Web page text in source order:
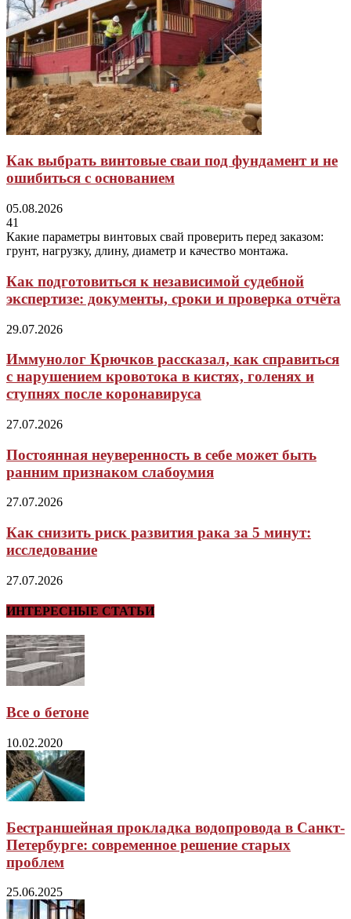
Как выбрать винтовые сваи под фундамент и не
ошибиться с основанием
05.08.2026
41
Какие параметры винтовых свай проверить перед заказом:
грунт, нагрузку, длину, диаметр и качество монтажа.
Как подготовиться к независимой судебной
экспертизе: документы, сроки и проверка отчёта
29.07.2026
Иммунолог Крючков рассказал, как справиться
с нарушением кровотока в кистях, голенях и
ступнях после коронавируса
27.07.2026
Постоянная неуверенность в себе может быть
ранним признаком слабоумия
27.07.2026
Как снизить риск развития рака за 5 минут:
исследование
27.07.2026
ИНТЕРЕСНЫЕ СТАТЬИ
Все о бетоне
10.02.2020
Бестраншейная прокладка водопровода в Санкт-
Петербурге: современное решение старых
проблем
25.06.2025